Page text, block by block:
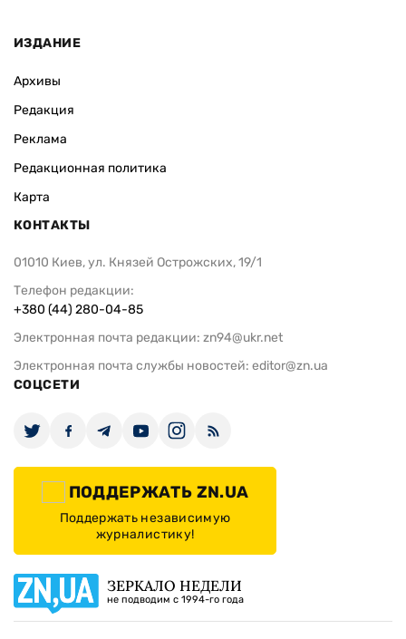
ИЗДАНИЕ
Архивы
Редакция
Реклама
Редакционная политика
Карта
КОНТАКТЫ
01010 Киев, ул. Князей Острожских, 19/1
Телефон редакции:
+380 (44) 280-04-85
Электронная почта редакции: zn94@ukr.net
Электронная почта службы новостей: editor@zn.ua
СОЦСЕТИ
ПОДДЕРЖАТЬ ZN.UA
Поддержать независимую
журналистику!
ЗЕРКАЛО НЕДЕЛИ
не подводим с 1994-го года